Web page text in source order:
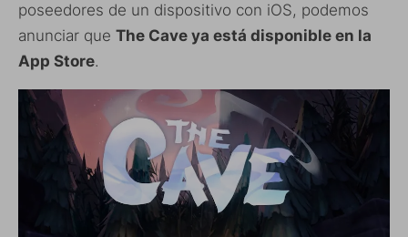
poseedores de un dispositivo con iOS, podemos
anunciar que The Cave ya está disponible en la
App Store.